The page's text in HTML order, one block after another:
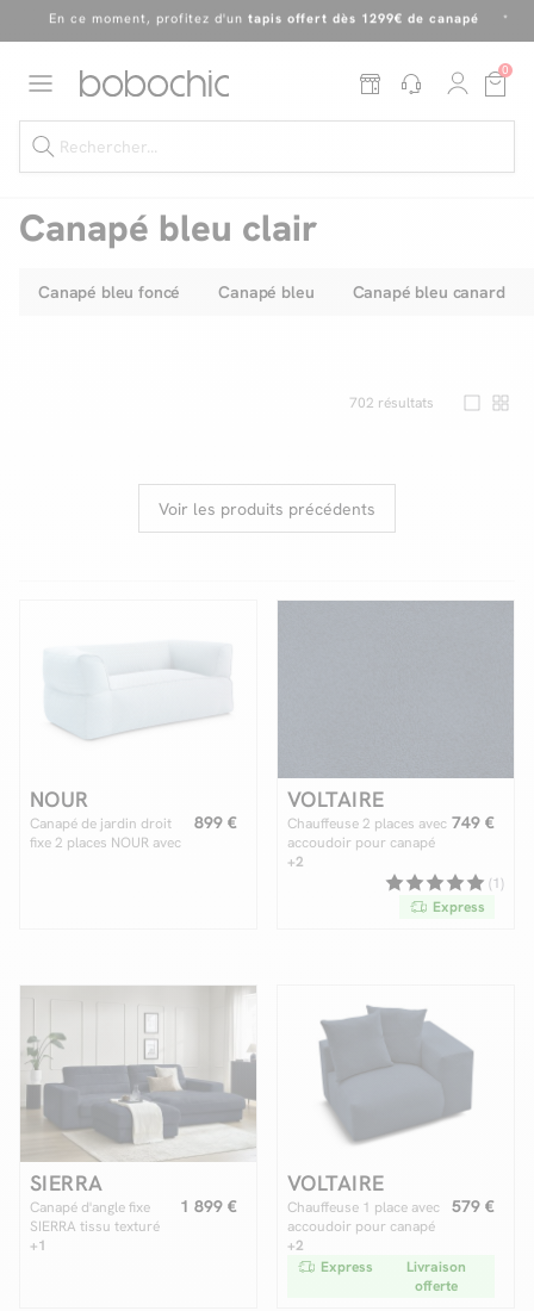
Dernière chancede profiter de nos prix réduitsjusqu'à -50%!
0
Dernière chance jusqu'à -50%
Facilité de paiements
Aide et contact
Mieux nous connaître
Canapé bleu clair
Canapé bleu foncé Canapé bleu Canapé bleu canard
702 résultats
Voir les produits précédents
NOUR
Canapé de jardin droit
fixe 2 places NOUR avec
899 €
VOLTAIRE
Chauffeuse 2 places avec
accoudoir pour canapé
modulable VOLTAIRE
749 €
+2
(1)
Express
SIERRA
Canapé d'angle fixe
SIERRA tissu texturé
avec pouf
1 899 €
+1
VOLTAIRE
Chauffeuse 1 place avec
accoudoir pour canapé
modulable VOLTAIRE
tissu chiné
579 €
+2
Express
Livraison
offerte